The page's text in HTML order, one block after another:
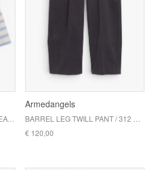
ICONIC A FRANKAA BOLD SWEAT / 3678 UNDYED-SOFT BLUE
Armedangels
€ 120,00